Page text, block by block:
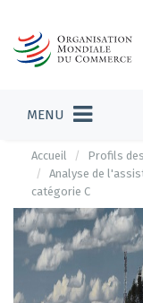
MENU
Accueil Profils
Analyse de
catégorie C